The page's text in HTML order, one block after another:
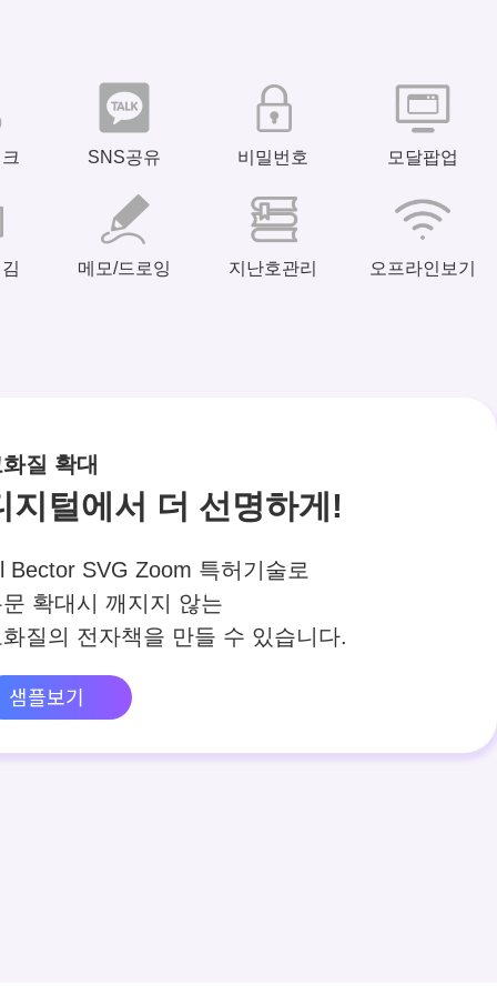
SNS공유 비밀번호 모달팝업
메모/드로잉 지난호관리 오프라인보기
질 확대
지털에서 더 선명하게!
Bector SVG Zoom 특허기술로
확대시 깨지지 않는
질의 전자책을 만들 수 있습니다.
샘플보기